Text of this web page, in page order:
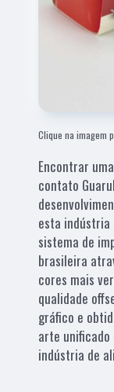
Clique na imagem
Encontrar
contato
esta indústria
sistema de
brasileira
cores mais
qualidade
gráfico e
arte
indústria de